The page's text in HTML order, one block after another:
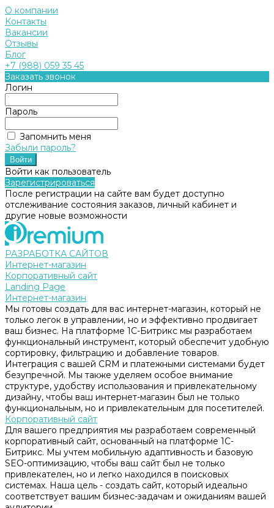
О компании
Контакты
Вакансии
Отзывы
Блог
+7 (988) 059 35 45
Заказать звонок
Логин
Пароль
Запомнить меня
Забыли пароль?
Войти как пользователь
Зарегистрироваться
После регистрации на сайте вам будет доступно
отслеживание состояния заказов, личный кабинет и
другие новые возможности
РАЗРАБОТКА САЙТОВ
Интернет-магазин
Корпоративный сайт
Landing Page
Интернет-магазин
Мы готовы создать для вас интернет-магазин, который не
только легок в управлении, но и эффективно продвигает
ваш бизнес. На платформе 1С-Битрикс мы разработаем
функциональный инструмент, который обеспечит удобную
сортировку, фильтрацию и добавление товаров.
Интеграция с вашей CRM и платежными системами будет
безупречной. Мы также уделяем особое внимание
структуре, удобству использования и привлекательному
дизайну, чтобы ваш интернет-магазин был не только
функциональным, но и привлекательным для посетителей.
Корпоративный сайт
Для вашего предприятия мы разработаем современный
корпоративный сайт, основанный на платформе 1С-
Битрикс. Мы учтем мобильную адаптивность и базовую
SEO-оптимизацию, чтобы ваш сайт был не только
привлекателен, но и легко находился в поисковых
системах. Наша цель - создать сайт, который идеально
соответствует вашим бизнес-задачам и ожиданиям вашей